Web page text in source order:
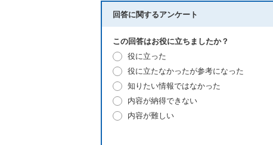
回答に関するアンケート
この回答はお役に立ちましたか？
役に立った
役に立たなかったが参考になった
知りたい情報ではなかった
内容が納得できない
内容が難しい